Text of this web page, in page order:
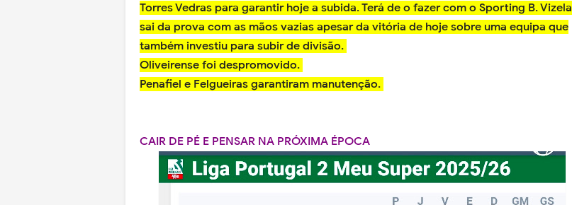
Torres Vedras para garantir hoje a subida. Terá de o fazer com o Sporting B. Vizela
sai da prova com as mãos vazias apesar da vitória de hoje sobre uma equipa que
também investiu para subir de divisão.
Oliveirense foi despromovido.
Penafiel e Felgueiras garantiram manutenção.
CAIR DE PÉ E PENSAR NA PRÓXIMA ÉPOCA